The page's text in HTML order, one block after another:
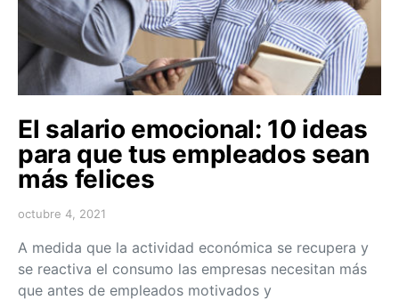
El salario emocional: 10 ideas
para que tus empleados sean
más felices
octubre 4, 2021
A medida que la actividad económica se recupera y
se reactiva el consumo las empresas necesitan más
que antes de empleados motivados y